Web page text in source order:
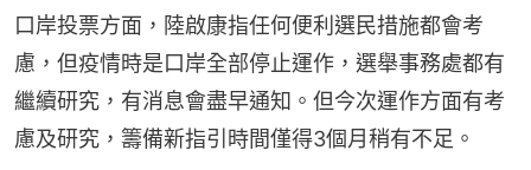
口岸投票方面，陸啟康指任何便利選民措施都會考
慮，但疫情時是口岸全部停止運作，選舉事務處都有
繼續研究，有消息會盡早通知。但今次運作方面有考
慮及研究，籌備新指引時間僅得3個月稍有不足。